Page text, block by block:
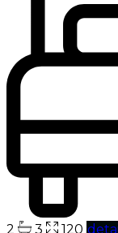
2 3 120